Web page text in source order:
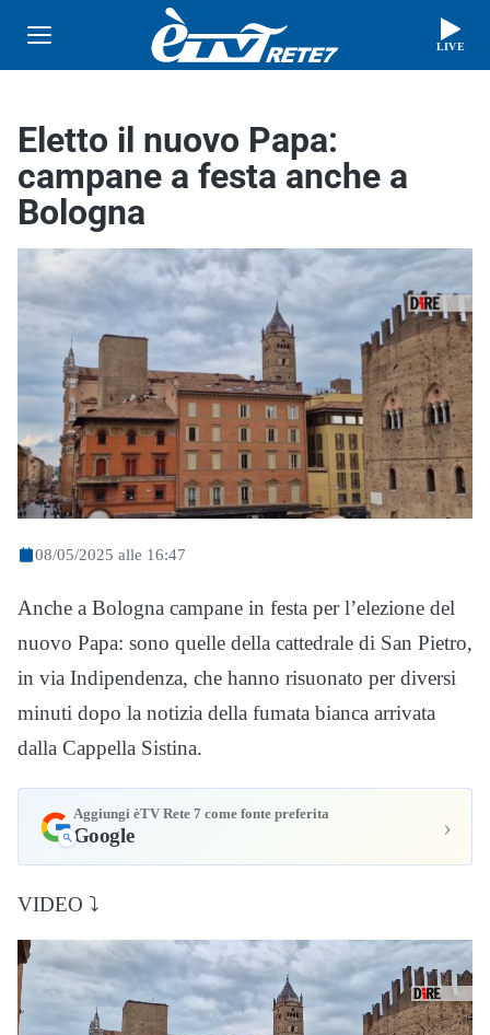
LIVE
Eletto il nuovo Papa:
campane a festa anche a
Bologna
08/05/2025 alle 16:47
Anche a Bologna campane in festa per l’elezione del
nuovo Papa: sono quelle della cattedrale di San Pietro,
in via Indipendenza, che hanno risuonato per diversi
minuti dopo la notizia della fumata bianca arrivata
dalla Cappella Sistina.
Aggiungi èTV Rete 7 come fonte preferita
Google ›
VIDEO ⤵